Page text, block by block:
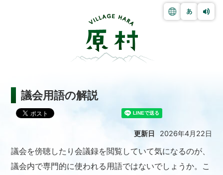
議会用語の解説
更新日 2026年4月22日
議会を傍聴したり会議録を閲覧していて気になるのが、
議会内で専門的に使われる用語ではないでしょうか。こ